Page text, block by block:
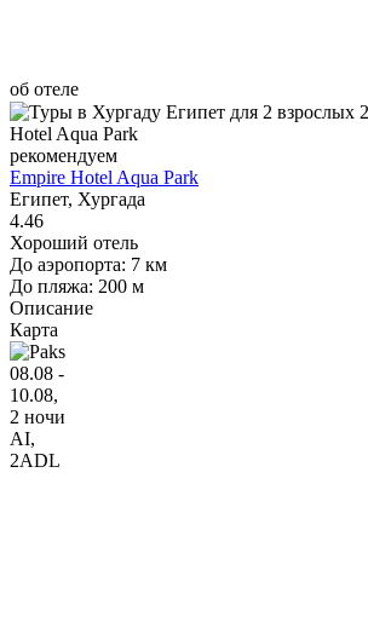
об отеле
рекомендуем
Empire Hotel Aqua Park
Египет, Хургада
4.46
Хороший отель
До аэропорта: 7 км
До пляжа: 200 м
Описание
Карта
08.08 -
10.08,
2 ночи
AI,
2ADL